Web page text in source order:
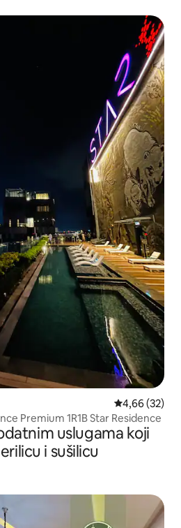
Prosječna
4,66 (32)
Premium 1R1B Star Residence
uslugama koji
i sušilicu